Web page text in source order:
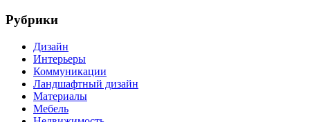
Рубрики
Дизайн
Интерьеры
Коммуникации
Ландшафтный дизайн
Материалы
Мебель